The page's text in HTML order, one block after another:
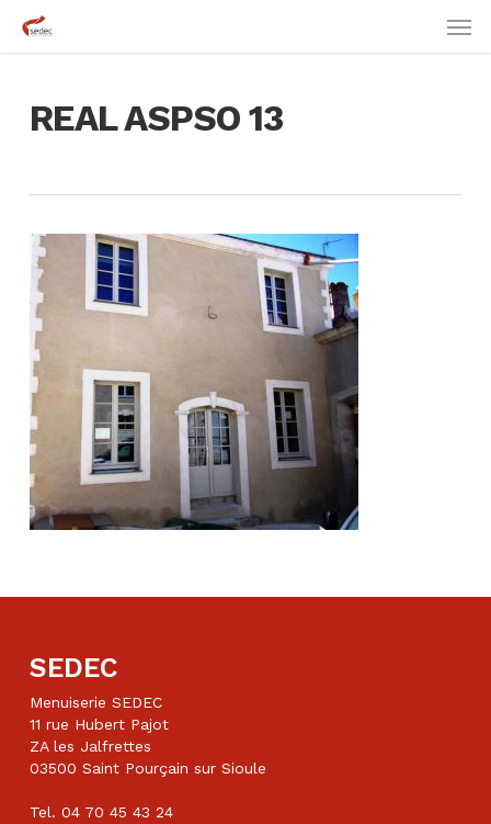
REAL ASPSO 13
SEDEC
Menuiserie SEDEC
11 rue Hubert Pajot
ZA les Jalfrettes
03500 Saint Pourçain sur Sioule
Tel. 04 70 45 43 24